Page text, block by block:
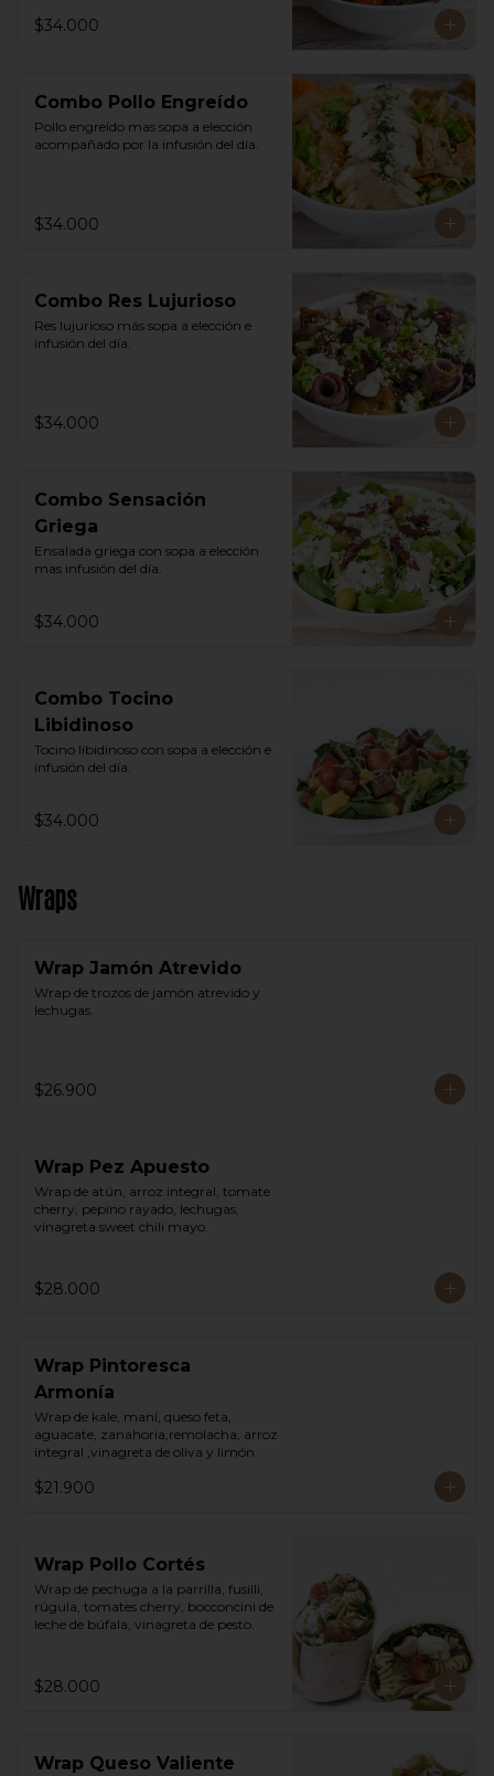
$34.000
Combo Pollo Engreído
Pollo engreído mas sopa a elección
acompañado por la infusión del día.
$34.000
Combo Res Lujurioso
Res lujurioso más sopa a elección e
infusión del día.
$34.000
Combo Sensación
Griega
Ensalada griega con sopa a elección
mas infusión del día.
$34.000
Combo Tocino
Libidinoso
Tocino libidinoso con sopa a elección e
infusión del día.
$34.000
Wraps
Wrap Jamón Atrevido
Wrap de trozos de jamón atrevido y
lechugas.
$26.900
Wrap Pez Apuesto
Wrap de atún, arroz integral, tomate
cherry, pepino rayado, lechugas,
vinagreta sweet chili mayo.
$28.000
Wrap Pintoresca
Armonía
Wrap de kale, maní, queso feta,
aguacate, zanahoria,remolacha, arroz
integral ,vinagreta de oliva y limón.
$21.900
Wrap Pollo Cortés
Wrap de pechuga a la parrilla, fusilli,
rúgula, tomates cherry, bocconcini de
leche de búfala, vinagreta de pesto.
$28.000
Wrap Queso Valiente